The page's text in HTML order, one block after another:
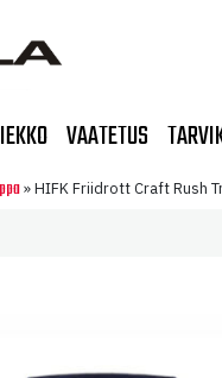
VAATETUS
»HIFK Friidrott Craft Rush